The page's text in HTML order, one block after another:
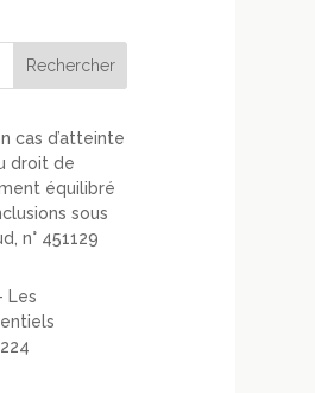
cas d’atteinte
droit de
équilibré
sous
n° 451129
Les